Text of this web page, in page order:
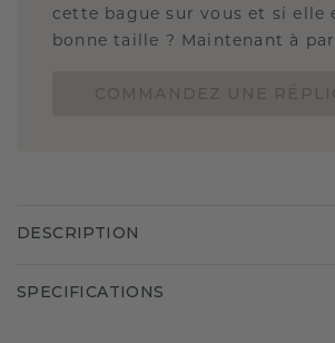
cette bague sur vous et si elle
bonne taille ? Maintenant à
DESCRIPTION
SPECIFICATIONS